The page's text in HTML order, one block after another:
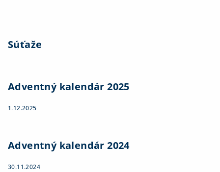
Súťaže
Adventný kalendár 2025
1.12.2025
Adventný kalendár 2024
30.11.2024